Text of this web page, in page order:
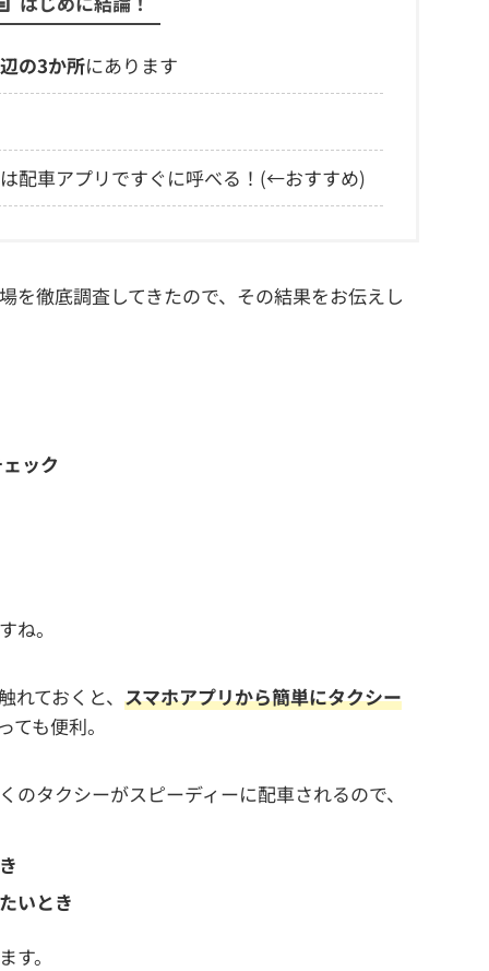
の3か所にあります
配車アプリですぐに呼べる！(←おすすめ)
を徹底調査してきたので、その結果をお伝えし
ック
ね。
ておくと、 スマホアプリから簡単にタクシー
も便利。
タクシーがスピーディーに配車されるので、
いとき
。